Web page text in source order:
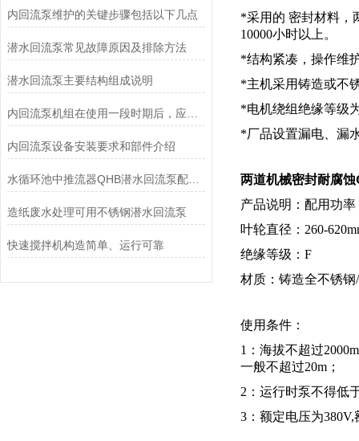
内回流泵维护的关键步骤包括以下几点
潜水回流泵常见故障原因及排除方法
潜水回流泵主要结构组成说明
内回流泵设备安装要求和部件介绍
水循环池中推流器QHB潜水回流泵配套使用的妙处
造纸废水处理可用不锈钢潜水回流泵
快速搅拌机构造简单、运行可靠
*采用的 密封材料，
10000小时以上。
*结构紧凑，操作维
*主机采用铸造或不
*电机绕组绝缘等级
*厂品设置漏电、漏
两道机械密封耐腐
产品说明：配用功率
叶轮直径：260-
绝缘等级：F
材质：铸造全不锈
使用条件：
1：海拔不超过
一般不超过20m；
2：运行时泵不得低
3：额定电压为